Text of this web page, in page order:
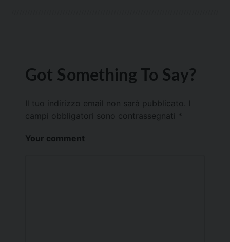
Got Something To Say?
Il tuo indirizzo email non sarà pubblicato.
campi obbligatori sono contrassegnati *
Your comment